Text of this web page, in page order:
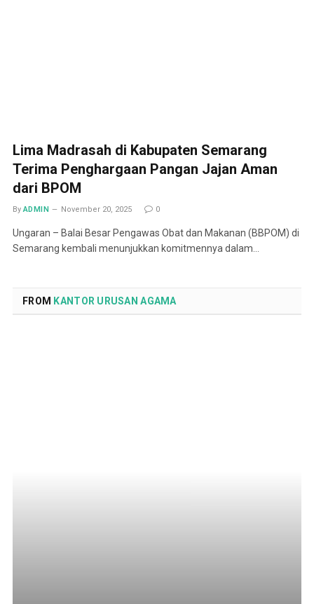
Lima Madrasah di Kabupaten Semarang
Terima Penghargaan Pangan Jajan Aman
dari BPOM
By ADMIN November 20, 2025 0
Ungaran – Balai Besar Pengawas Obat dan Makanan (BBPOM) di
Semarang kembali menunjukkan komitmennya dalam…
FROM KANTOR URUSAN AGAMA